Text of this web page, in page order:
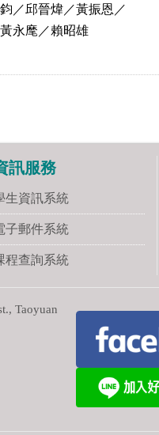
／邱晉煒／黃振恩／
永麾／賴昭雄
訊服務
生資訊系統
子郵件系統
程查詢系統
Taoyuan